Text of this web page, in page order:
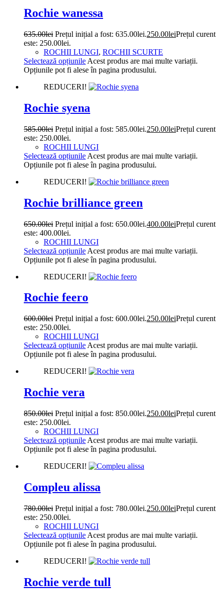
Rochie wanessa
635.00lei Prețul inițial a fost: 635.00lei.250.00leiPrețul curent
este: 250.00lei.
ROCHII LUNGI, ROCHII SCURTE
Selectează opțiunile Acest produs are mai multe variații.
Opțiunile pot fi alese în pagina produsului.
REDUCERI!
Rochie syena
585.00lei Prețul inițial a fost: 585.00lei.250.00leiPrețul curent
este: 250.00lei.
ROCHII LUNGI
Selectează opțiunile Acest produs are mai multe variații.
Opțiunile pot fi alese în pagina produsului.
REDUCERI!
Rochie brilliance green
650.00lei Prețul inițial a fost: 650.00lei.400.00leiPrețul curent
este: 400.00lei.
ROCHII LUNGI
Selectează opțiunile Acest produs are mai multe variații.
Opțiunile pot fi alese în pagina produsului.
REDUCERI!
Rochie feero
600.00lei Prețul inițial a fost: 600.00lei.250.00leiPrețul curent
este: 250.00lei.
ROCHII LUNGI
Selectează opțiunile Acest produs are mai multe variații.
Opțiunile pot fi alese în pagina produsului.
REDUCERI!
Rochie vera
850.00lei Prețul inițial a fost: 850.00lei.250.00leiPrețul curent
este: 250.00lei.
ROCHII LUNGI
Selectează opțiunile Acest produs are mai multe variații.
Opțiunile pot fi alese în pagina produsului.
REDUCERI!
Compleu alissa
780.00lei Prețul inițial a fost: 780.00lei.250.00leiPrețul curent
este: 250.00lei.
ROCHII LUNGI
Selectează opțiunile Acest produs are mai multe variații.
Opțiunile pot fi alese în pagina produsului.
REDUCERI!
Rochie verde tull